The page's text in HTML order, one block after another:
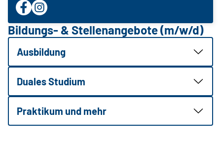
Bildungs- & Stellenangebote (m/w/d)
Ausbildung
Duales Studium
Praktikum und mehr